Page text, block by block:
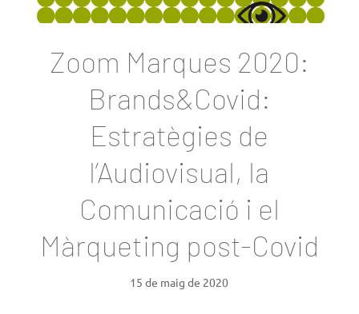
Zoom Marques 2020:
Brands&Covid:
Estratègies de
l’Audiovisual, la
Comunicació i el
Màrqueting post-Covid
15 de maig de 2020